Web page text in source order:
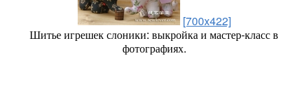
[700x422]
Шитье игрешек слоники: выкройка и мастер-класс в
фотографиях.